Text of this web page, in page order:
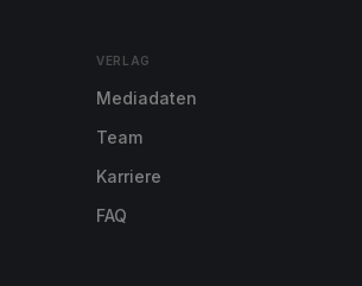
VERLAG
Mediadaten
Team
Karriere
FAQ